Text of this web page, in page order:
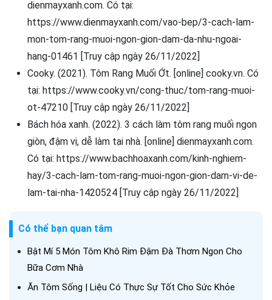
dienmayxanh.com. Có tại:
https://www.dienmayxanh.com/vao-bep/3-cach-lam-
mon-tom-rang-muoi-ngon-gion-dam-da-nhu-ngoai-
hang-01461 [Truy cập ngày 26/11/2022]
Cooky. (2021). Tôm Rang Muối Ớt. [online] cooky.vn. Có
tại: https://www.cooky.vn/cong-thuc/tom-rang-muoi-
ot-47210 [Truy cập ngày 26/11/2022]
Bách hóa xanh. (2022). 3 cách làm tôm rang muối ngon
giòn, đậm vị, dễ làm tại nhà. [online] dienmayxanh.com.
Có tại: https://www.bachhoaxanh.com/kinh-nghiem-
hay/3-cach-lam-tom-rang-muoi-ngon-gion-dam-vi-de-
lam-tai-nha-1420524 [Truy cập ngày 26/11/2022]
Có thể bạn quan tâm
Bật Mí 5 Món Tôm Khô Rim Đậm Đà Thơm Ngon Cho
Bữa Cơm Nhà
Ăn Tôm Sống | Liệu Có Thực Sự Tốt Cho Sức Khỏe